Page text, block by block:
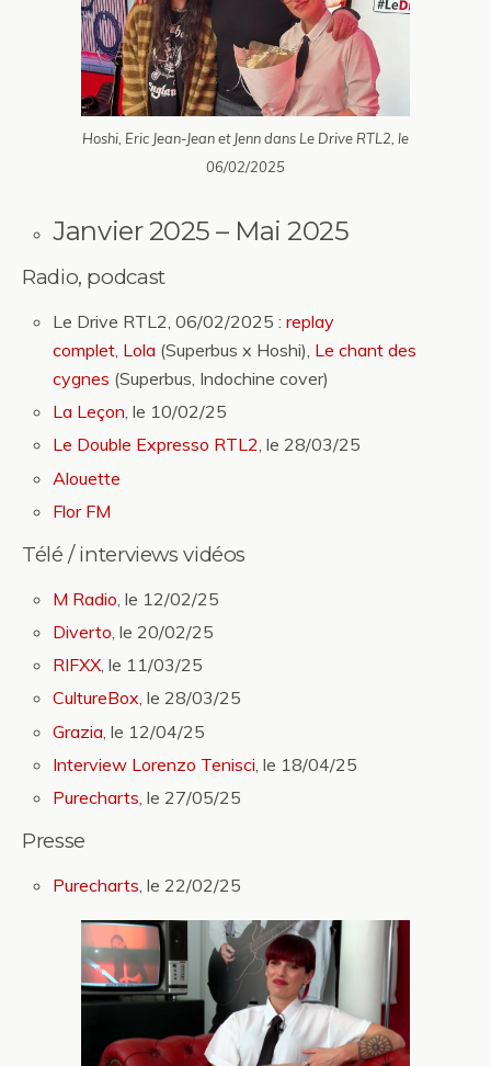
Hoshi, Eric Jean-Jean et Jenn dans Le Drive RTL2, le
06/02/2025
Janvier 2025 – Mai 2025
Radio, podcast
Le Drive RTL2, 06/02/2025 :replay
complet, Lola (Superbus x Hoshi), Le chant des
cygnes (Superbus, Indochine cover)
La Leçon, le 10/02/25
Le Double Expresso RTL2, le 28/03/25
Alouette
Flor FM
Télé / interviews vidéos
M Radio , le 12/02/25
Diverto, le 20/02/25
RIFXX, le 11/03/25
CultureBox, le 28/03/25
Grazia , le 12/04/25
Interview Lorenzo Tenisci , le 18/04/25
Purecharts , le 27/05/25
Presse
Purecharts , le 22/02/25